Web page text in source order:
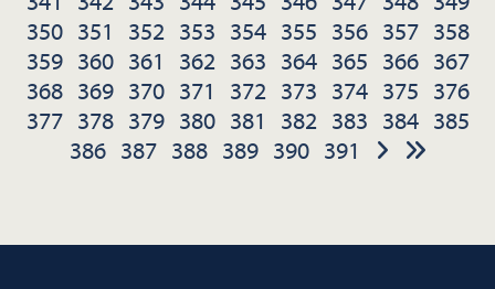
350 351 352 353 354 355 356 357 358
359 360 361 362 363 364 365 366 367
368 369 370 371 372 373 374 375 376
377 378 379 380 381 382 383 384 385
386 387 388 389 390 391